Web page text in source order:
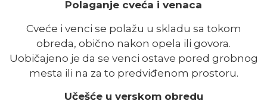
Polaganje cveća i venaca
Cveće i venci se polažu u skladu sa tokom
obreda, obično nakon opela ili govora.
Uobičajeno je da se venci ostave pored grobnog
mesta ili na za to predviđenom prostoru.
Učešće u verskom obredu